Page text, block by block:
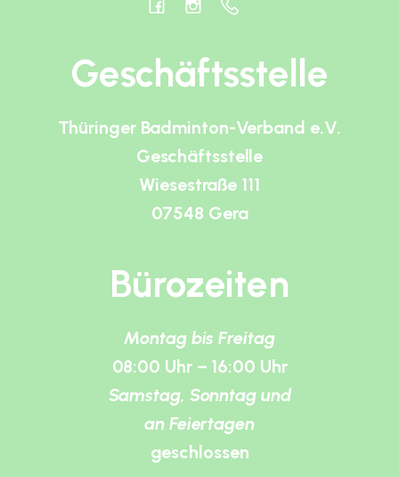
Geschäftsstelle
Thüringer Badminton-Verband e.V.
Geschäftsstelle
Wiesestraße 111
07548 Gera
Bürozeiten
Montag bis Freitag
08:00 Uhr – 16:00 Uhr
Samstag, Sonntag und
an Feiertagen
geschlossen